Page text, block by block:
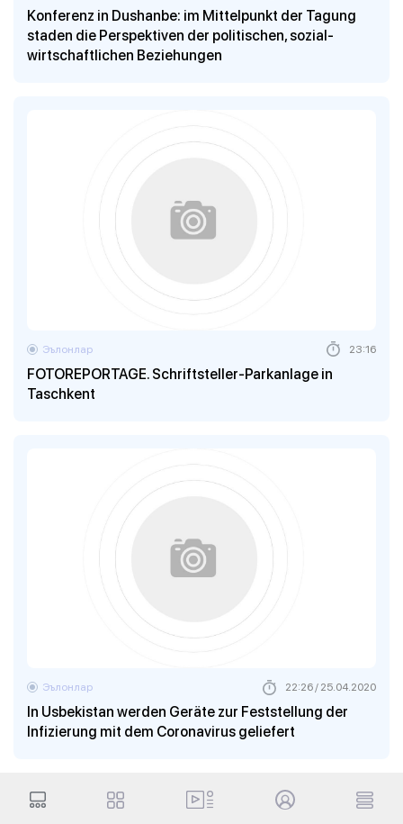
Konferenz in Dushanbe: im Mittelpunkt der Tagung
staden die Perspektiven der politischen, sozial-
wirtschaftlichen Beziehungen
FOTOREPORTAGE. Schriftsteller-Parkanlage in
Taschkent
Эълонлар 23:16
In Usbekistan werden Geräte zur Feststellung der
Infizierung mit dem Coronavirus geliefert
Эълонлар 22:26 / 25.04.2020